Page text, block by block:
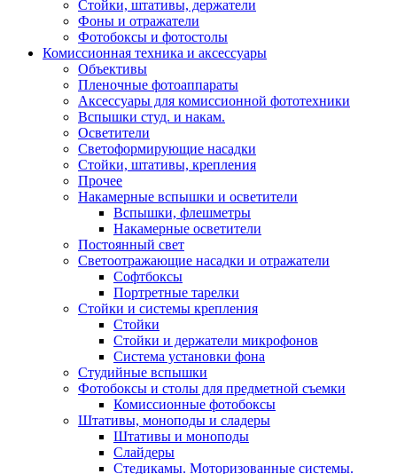
Стойки, штативы, держатели
Фоны и отражатели
Фотобоксы и фотостолы
Комиссионная техника и аксессуары
Объективы
Пленочные фотоаппараты
Аксессуары для комиссионной фототехники
Вспышки студ. и накам.
Осветители
Светоформирующие насадки
Стойки, штативы, крепления
Прочее
Накамерные вспышки и осветители
Вспышки, флешметры
Накамерные осветители
Постоянный свет
Светоотражающие насадки и отражатели
Софтбоксы
Портретные тарелки
Стойки и системы крепления
Стойки
Стойки и держатели микрофонов
Система установки фона
Студийные вспышки
Фотобоксы и столы для предметной съемки
Комиссионные фотобоксы
Штативы, моноподы и сладеры
Штативы и моноподы
Слайдеры
Стедикамы. Моторизованные системы.